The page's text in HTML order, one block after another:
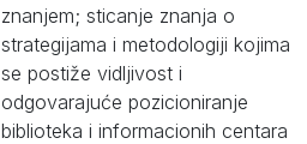
znanjem; sticanje znanja o
strategijama i metodologiji kojima
se postiže vidljivost i
odgovarajuće pozicioniranje
biblioteka i informacionih centara